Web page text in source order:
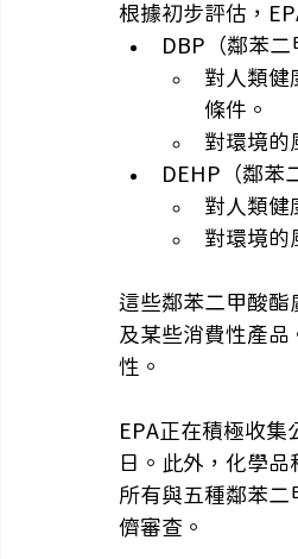
根據初步評估，
DBP（鄰苯二
對人類健
條件。
對環境的
DEHP（鄰苯
對人類健
對環境的
這些鄰苯二甲酸酯
及某些消費性產
性。
EPA正在積極收
日。此外，化學
所有與五種鄰苯
儕審查。